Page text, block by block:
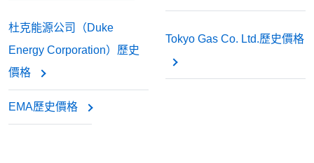
杜克能源公司（Duke
Energy Corporation）歷史
價格
Tokyo Gas Co. Ltd.歷史價格
EMA歷史價格